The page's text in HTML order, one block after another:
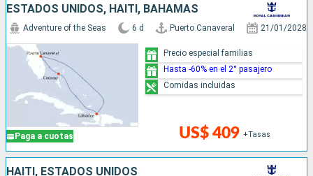
ESTADOS UNIDOS, HAITI, BAHAMAS
Paga a cuotas
Adventure of the Seas 6 d Puerto Canaveral 21/01/2028
US$ 409 +Tasas
Precio especial familias
Hasta -60% en el 2° pasajero
Comidas incluidas
HAITI, ESTADOS UNIDOS